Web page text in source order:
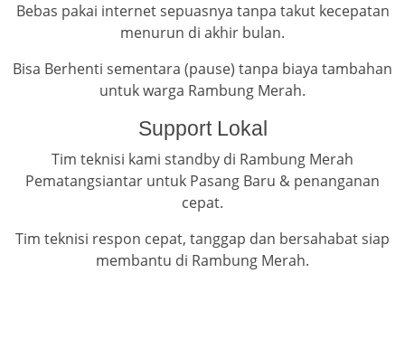
Bebas pakai internet sepuasnya tanpa takut kecepatan
menurun di akhir bulan.
Bisa Berhenti sementara (pause) tanpa biaya tambahan
untuk warga Rambung Merah.
Support Lokal
Tim teknisi kami standby di Rambung Merah
Pematangsiantar untuk Pasang Baru & penanganan
cepat.
Tim teknisi respon cepat, tanggap dan bersahabat siap
membantu di Rambung Merah.